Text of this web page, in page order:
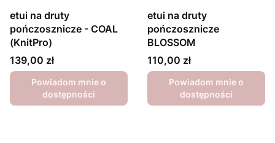
etui na druty
pończosznicze - COAL
(KnitPro)
Cena
139,00 zł
Powiadom mnie o
dostępności
etui na druty
pończosznicze
BLOSSOM
Cena
110,00 zł
Powiadom mnie o
dostępności